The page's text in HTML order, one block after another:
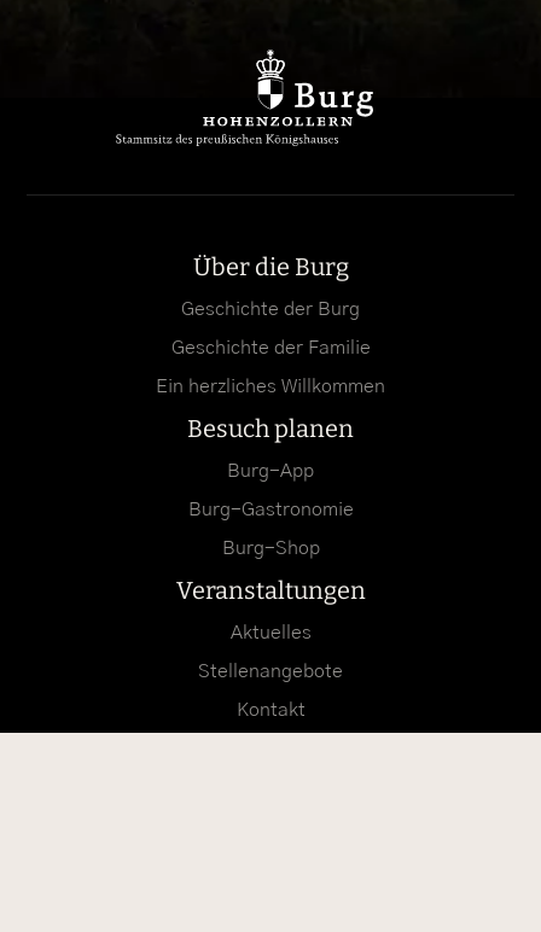
Über die Burg
Geschichte der Burg
Geschichte der Familie
Ein herzliches Willkommen
Besuch planen
Burg-App
Burg-Gastronomie
Burg-Shop
Veranstaltungen
Aktuelles
Stellenangebote
Kontakt